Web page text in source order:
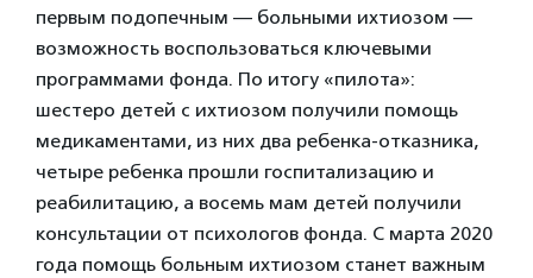
первым подопечным — больными ихтиозом —
возможность воспользоваться ключевыми
программами фонда. По итогу «пилота»:
шестеро детей с ихтиозом получили помощь
медикаментами, из них два ребенка-отказника,
четыре ребенка прошли госпитализацию и
реабилитацию, а восемь мам детей получили
консультации от психологов фонда. С марта 2020
года помощь больным ихтиозом станет важным